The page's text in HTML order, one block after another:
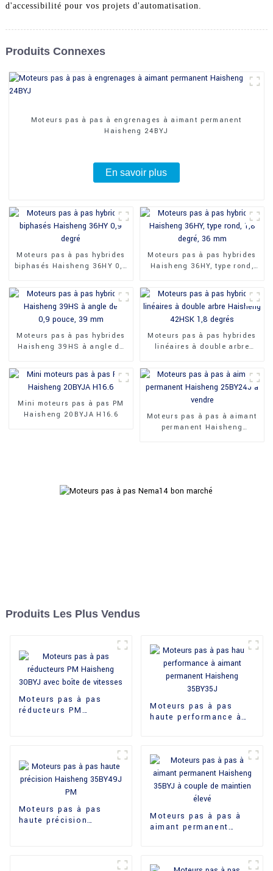
d'accessibilité pour vos projets d'automatisation.
Produits Connexes
Moteurs pas à pas à engrenages à aimant permanent
Haisheng 24BYJ
En savoir plus
Moteurs pas à pas hybrides
biphasés Haisheng 36HY 0,9
Moteurs pas à pas hybrides
Haisheng 36HY, type rond,
Moteurs pas à pas hybrides
Haisheng 39HS à angle de
Moteurs pas à pas hybrides
linéaires à double arbre
Mini moteurs pas à pas PM
Haisheng 20BYJA H16.6
Moteurs pas à pas à aimant
permanent Haisheng
Produits Les Plus Vendus
Moteurs pas à pas
réducteurs PM
Moteurs pas à pas
haute performance à
Moteurs pas à pas
haute précision
Moteurs pas à pas à
aimant permanent